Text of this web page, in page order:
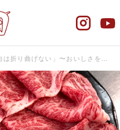
折り曲げない」〜おいしさを引き出すための合言葉〜[食べるエッセイvol.16】